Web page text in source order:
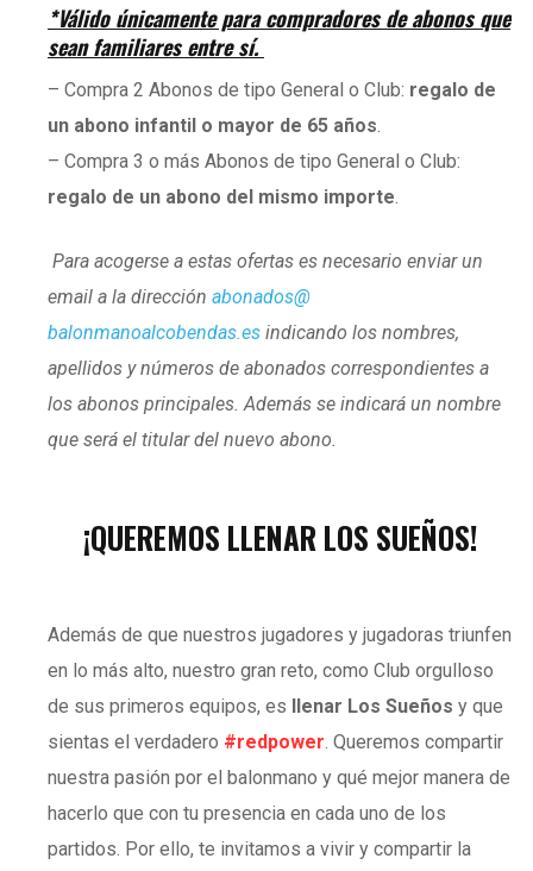
*Válido únicamente para compradores de abonos que
sean familiares entre sí.
– Compra 2 Abonos de tipo General o Club: regalo de
un abono infantil o mayor de 65 años
– Compra 3 o más Abonos de tipo General o Club:
regalo de un abono del mismo importe
Para acogerse a estas ofertas es necesario enviar un
email a la dirección abonados@
balonmanoalcobendas.es indicando los nombres,
apellidos y números de abonados correspondientes a
los abonos principales. Además se indicará un nombre
que será el titular del nuevo abono.
¡QUEREMOS LLENAR LOS SUEÑOS!
Además de que nuestros jugadores y jugadoras triunfen
en lo más alto, nuestro gran reto, como Club orgulloso
de sus primeros equipos, es llenar Los Sueños y que
sientas el verdadero #redpower . Queremos compartir
nuestra pasión por el balonmano y qué mejor manera de
hacerlo que con tu presencia en cada uno de los
partidos. Por ello, te invitamos a vivir y compartir la